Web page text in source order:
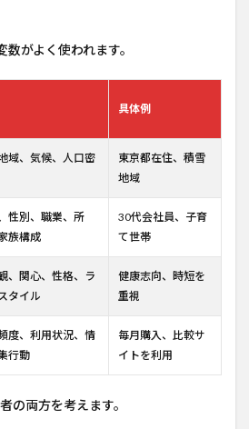
がよく使われます。
具体例
域、気候、人口密
東京都在住、積雪
地域
性別、職業、所
族構成
30代会社員、子育
て世帯
、関心、性格、ラ
タイル
健康志向、時短を
重視
度、利用状況、情
行動
毎月購入、比較サ
イトを利用
の両方を考えます。